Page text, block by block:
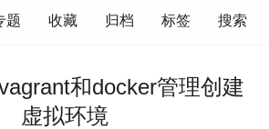
题 收藏 归档 标签 搜索
和docker管理创建
虚拟环境